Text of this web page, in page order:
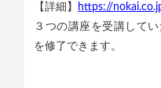
【詳細】
https://
３つの講座を受講して
を修了できます。